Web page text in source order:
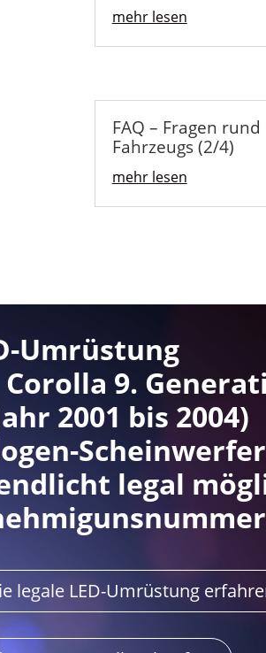
mehr lesen
FAQ – Fragen
Fahrzeugs (2/4)
mehr lesen
Umrüstung
9.
2001 bis 2004)
legal
legale LED-Umrüstung